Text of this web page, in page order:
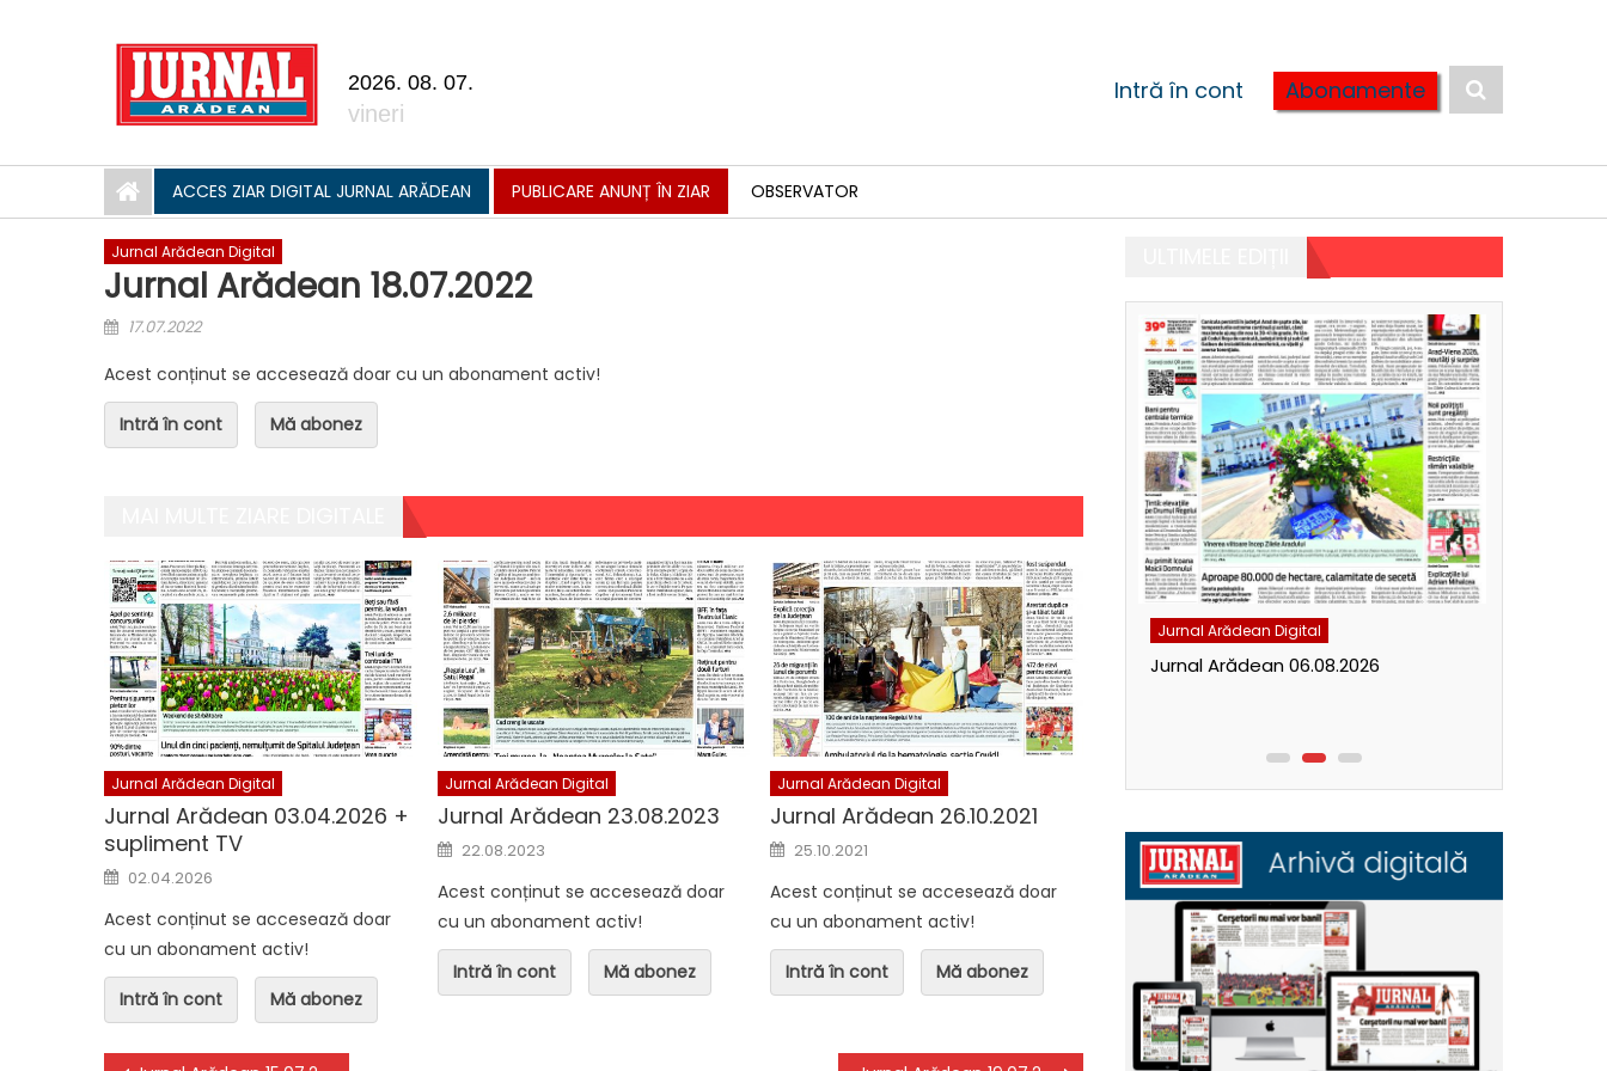
2026. 08. 07.
vineri
Intră în cont Abonamente
ACCES ZIAR DIGITAL JURNAL ARĂDEAN PUBLICARE ANUNȚ ÎN ZIAR OBSERVATOR
Jurnal Arădean Digital
Jurnal Arădean 18.07.2022
Posted on
17.07.2022
Acest conținut se accesează doar cu un abonament activ!
Intră în cont Mă abonez
Jurnal Arădean Digital
Jurnal Arădean 03.04.2026 +
supliment TV
Posted on
02.04.2026
Acest conținut se accesează doar
cu un abonament activ!
Intră în cont Mă abonez
Jurnal Arădean Digital
Jurnal Arădean 23.08.2023
Posted on
22.08.2023
Acest conținut se accesează doar
cu un abonament activ!
Intră în cont Mă abonez
Jurnal Arădean Digital
Jurnal Arădean 26.10.2021
Posted on
25.10.2021
Acest conținut se accesează doar
cu un abonament activ!
Intră în cont Mă abonez
Jurnal Arădean Digital
Jurnal Arădean 06.08.2026
Jurnal Arădean Digital
Jurnal Arădean 05.08.2026
Jurnal Arădean Digital
Jurnal Arădean 07.08.2026 +
supliment TV
Jurnal Arădean Digital
Jurnal Arădean 06.08.2026